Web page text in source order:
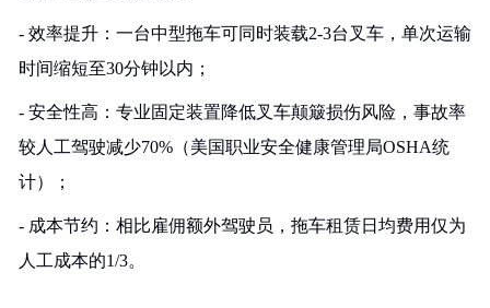
- 效率提升：一台中型拖车可同时装载2-3台叉车，单次运输
时间缩短至30分钟以内；
- 安全性高：专业固定装置降低叉车颠簸损伤风险，事故率
较人工驾驶减少70%（美国职业安全健康管理局OSHA统
计）；
- 成本节约：相比雇佣额外驾驶员，拖车租赁日均费用仅为
人工成本的1/3。